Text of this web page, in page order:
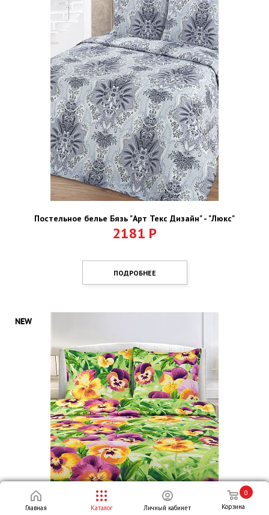
Постельное белье Бязь "Арт Текс Дизайн" - "Люкс"
2181 Р
ПОДРОБНЕЕ
Главная Каталог Личный кабинет
0
Корзина